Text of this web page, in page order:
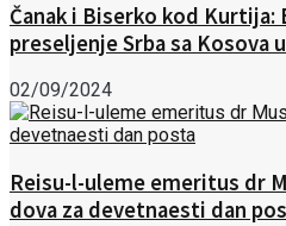
Čanak i Biserko kod Kurtija:
preseljenje Srba sa Kosova
02/09/2024
Reisu-l-uleme emeritus dr
dova za devetnaesti dan